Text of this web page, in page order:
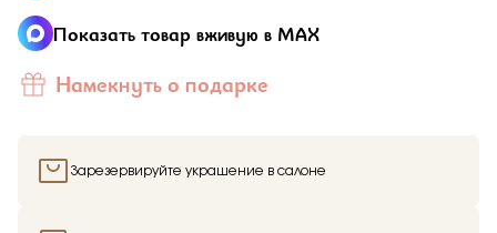
Показать товар вживую в MAX
Намекнуть о подарке
Зарезервируйте украшение в салоне
Добавьте фото
Подтверждаю, что я ознакомлен и согласен с условиями
политики конфиденциальности